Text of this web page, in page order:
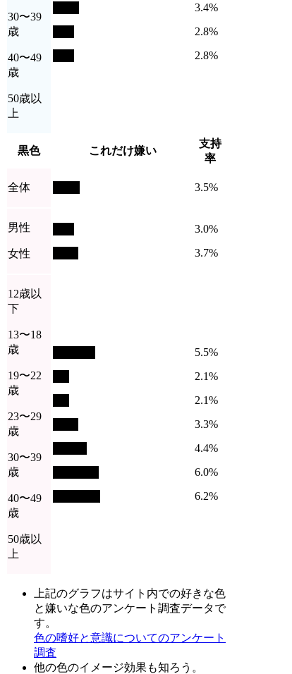
30〜39
歳
40〜49
歳
50歳以
上
3.4%
2.8%
2.8%
黒色 これだけ嫌い
支持
率
全体 3.5%
男性
女性
3.0%
3.7%
12歳以
下
13〜18
歳
19〜22
歳
23〜29
歳
30〜39
歳
40〜49
歳
50歳以
上
5.5%
2.1%
2.1%
3.3%
4.4%
6.0%
6.2%
上記のグラフはサイト内での好きな色
と嫌いな色のアンケート調査データで
す。
色の嗜好と意識についてのアンケート
調査
他の色のイメージ効果も知ろう。